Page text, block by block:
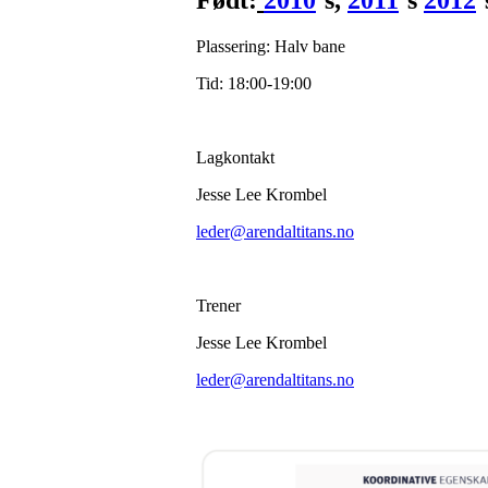
Plassering: Halv bane
Tid: 18:00-19:00
Lagkontakt
Jesse Lee Krombel
leder@arendaltitans.no
Trener
Jesse Lee Krombel
leder@arendaltitans.no